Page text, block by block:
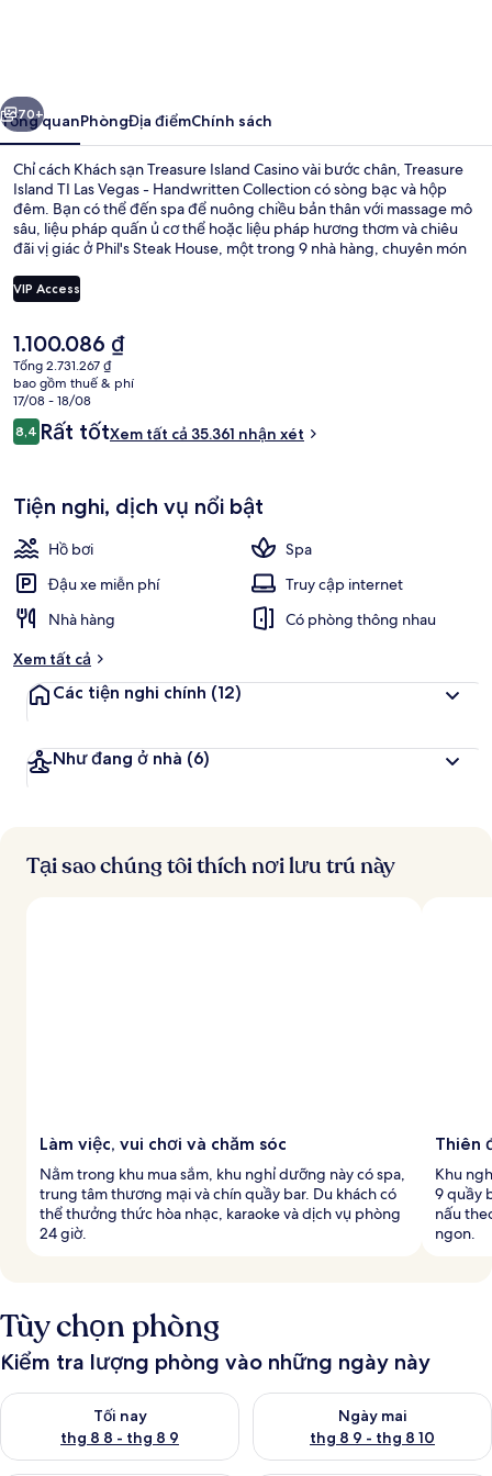
Vegas
-
Handwritten
Collection
Tiếp
70+
Tổng quanPhòngĐịa điểmChính sách
Chỉ cách Khách sạn Treasure Island Casino vài bước chân, Treasure
Island TI Las Vegas - Handwritten Collection có sòng bạc và hộp
đêm. Bạn có thể đến spa để nuông chiều bản thân với massage mô
sâu, liệu pháp quấn ủ cơ thể hoặc liệu pháp hương thơm và chiêu
đãi vị giác ở Phil's Steak House, một trong 9 nhà hàng, chuyên món
bar cạnh hồ bơi, trung tâm thể thao và bồn tắm spa. Hồ bơi và
giường thoải mái là những điều được du khách đánh giá cao. Từ nơi
ngắn: cách Ga Harrah’s & The LINQ 14 phút.
VIP Access
Giá
hiện
tại
là
1.100.086 ₫
1.100.086 ₫
Tổng 2.731.267 ₫
bao gồm thuế & phí
17/08 - 18/08
Nhận
xét
8,48,4 trên 10,
Rất tốtXem tất cả 35.361 nhận xét
Tiện nghi, dịch vụ nổi bật
Hồ bơi
Spa
Đậu xe miễn phí
Truy cập internet
Nhà hàng
Có phòng thông nhau
Xem tất cả
Các tiện nghi chính (12)
Như đang ở nhà (6)
Tại sao chúng tôi thích nơi lưu trú này
Làm việc, vui chơi và chăm sóc
Nằm trong khu mua sắm, khu nghỉ dưỡng này có spa,
trung tâm thương mại và chín quầy bar. Du khách có
thể thưởng thức hòa nhạc, karaoke và dịch vụ phòng
24 giờ.
Thiên
Khu
9 quầy
nấu
ngon.
Tùy chọn phòng
Kiểm tra lượng phòng vào những ngày này
Tối nay
thg 8 8 - thg 8 9
Kiểm tra lượng phòng tối nay từ thg 8 8 - thg 8 9
Ngày mai
thg 8 9 - thg 8 10
Kiểm tra lượng phòng ngày